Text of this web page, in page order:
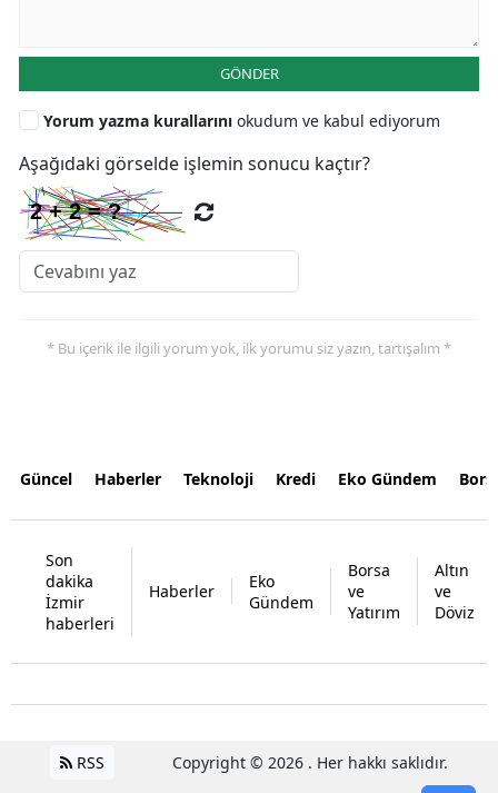
GÖNDER
Yorum yazma kurallarını okudum ve kabul ediyorum
Aşağıdaki görselde işlemin sonucu kaçtır?
* Bu içerik ile ilgili yorum yok, ilk yorumu siz yazın, tartışalım *
Güncel Haberler Teknoloji Kredi Eko Gündem
Son
dakika
İzmir
haberleri
Haberler
Eko
Gündem
Borsa
ve
Yatırım
Altın
ve
Döviz
RSS Copyright © 2026 . Her hakkı saklıdır.